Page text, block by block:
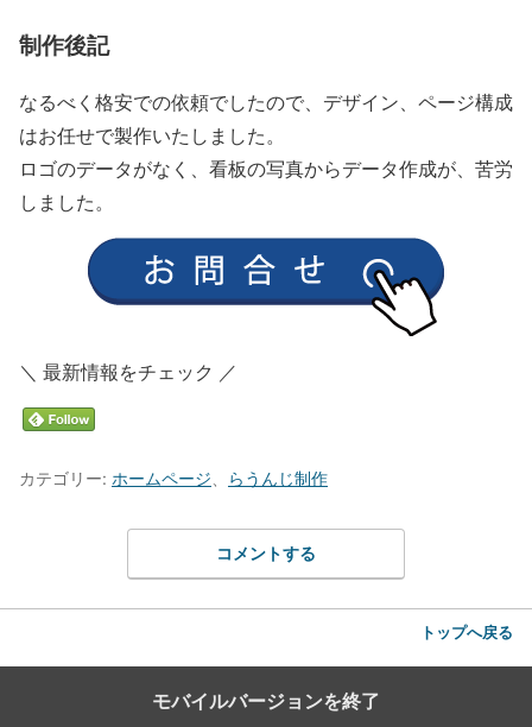
制作後記
なるべく格安での依頼でしたので、デザイン、ページ構成
はお任せで製作いたしました。
ロゴのデータがなく、看板の写真からデータ作成が、苦労
しました。
＼ 最新情報をチェック ／
カテゴリー: ホームページ らうんじ制作
コメントする
トップへ戻る
モバイルバージョンを終了